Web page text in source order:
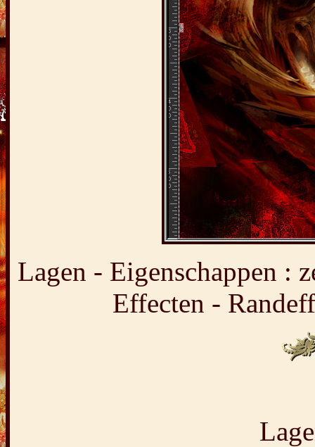
Lagen - Eigenschappen :
Effecten -